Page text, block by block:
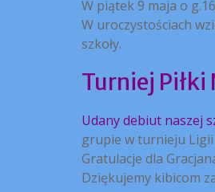
W piątek 9 maja o
W uroczystościach
szkoły.
Turniej Piłki
Udany debiut naszej
grupie w turnieju
Gratulacje dla
Dziękujemy kibicom